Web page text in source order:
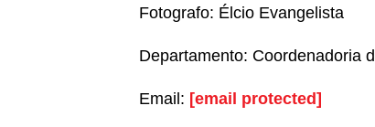
Fotografo: Élcio Evangelista
Departamento: Coordenadoria
Email: [email protected]